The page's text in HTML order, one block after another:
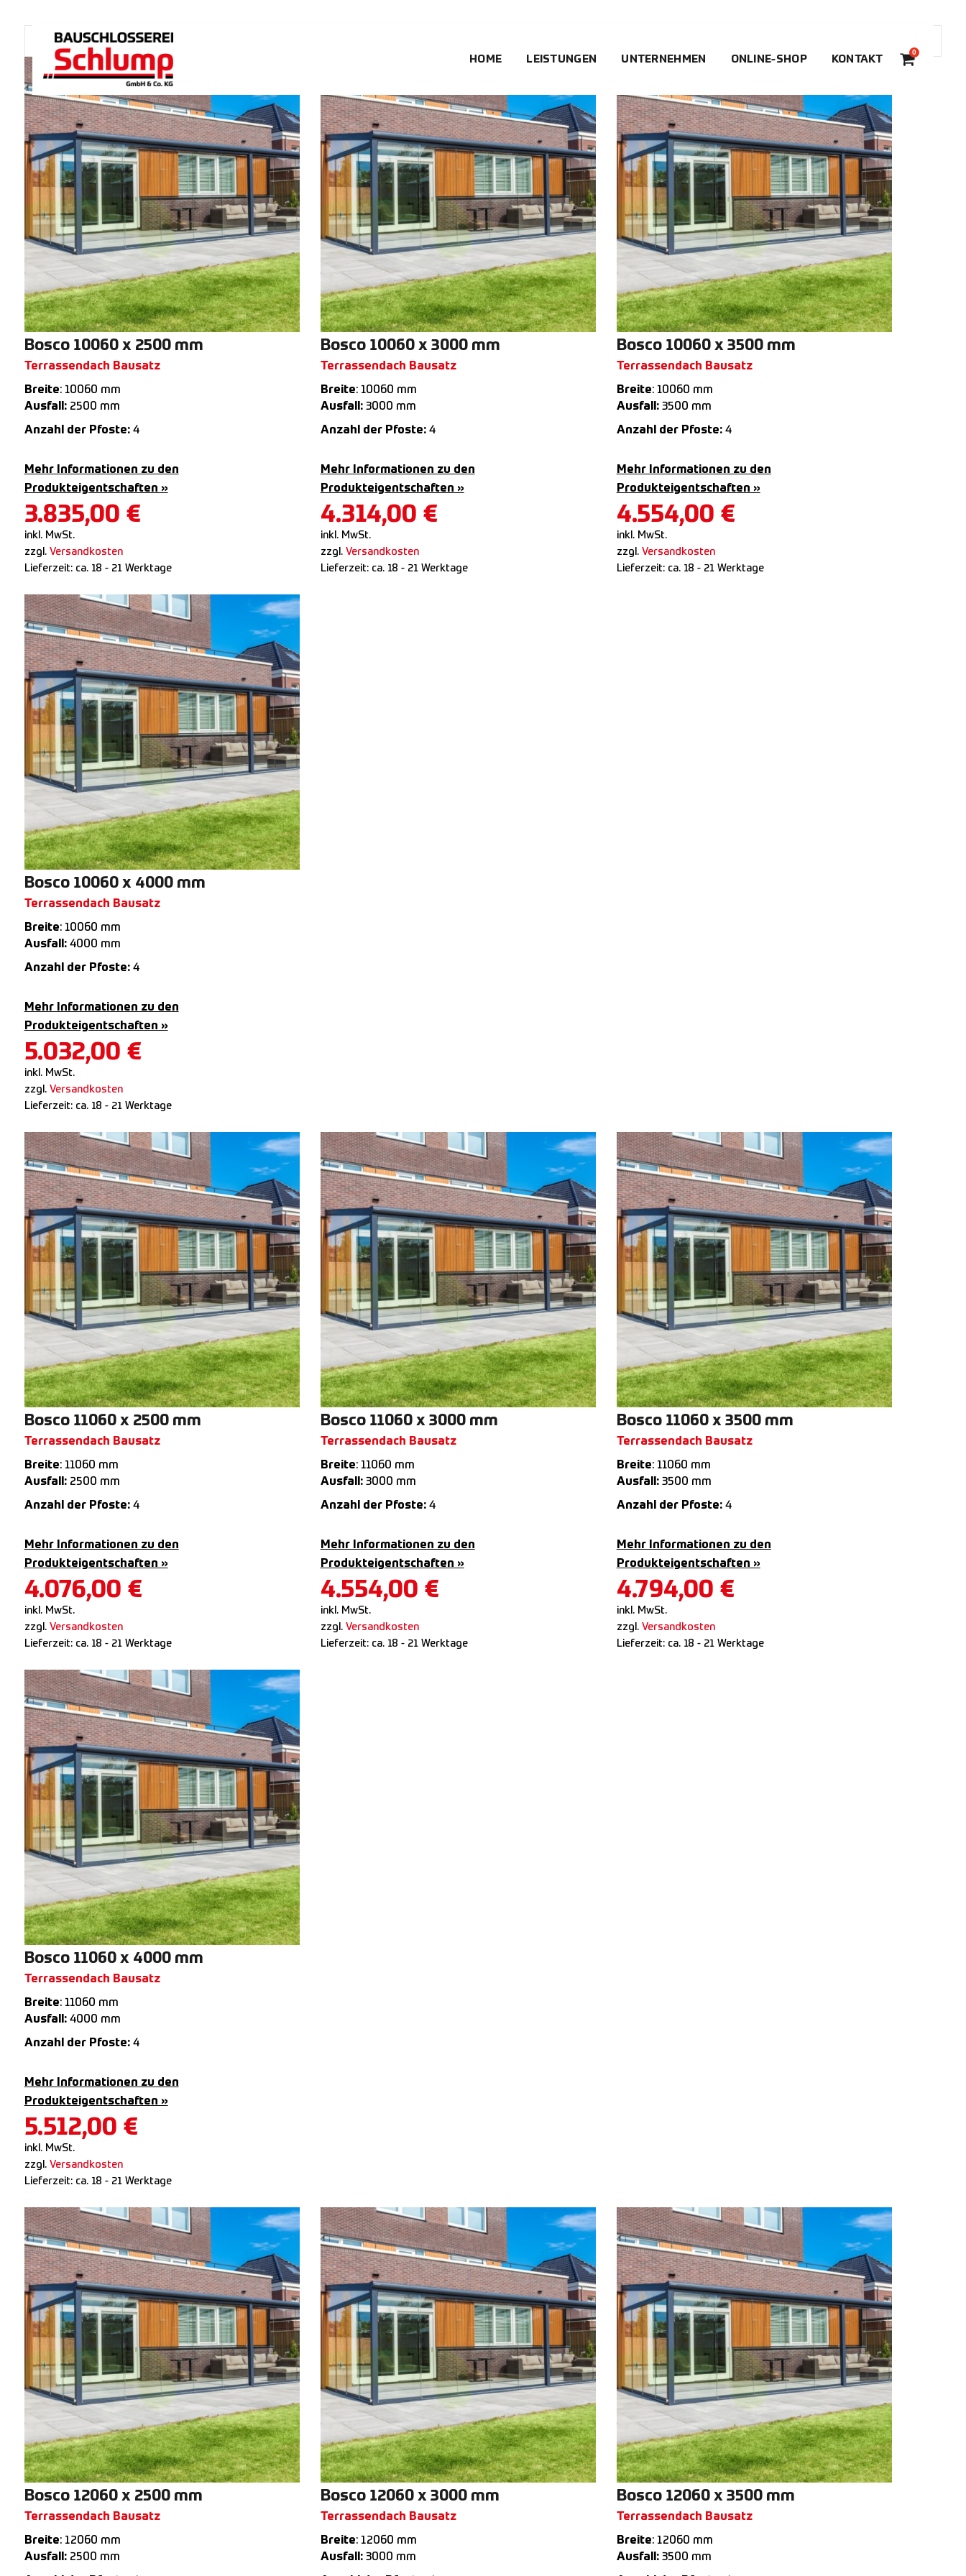
0
HOME LEISTUNGEN UNTERNEHMEN ONLINE-SHOP KONTAKT
Standardsortierung
Bosco 10060 x 2500 mm
Terrassendach Bausatz
Breite: 10060 mm
Ausfall:2500 mm
Anzahl der Pfoste:4
Mehr Informationen zu den
Produkteigentschaften »
3.835,00 €
inkl. MwSt.
zzgl. Versandkosten
Lieferzeit: ca. 18 - 21 Werktage
Bosco 10060 x 3000 mm
Terrassendach Bausatz
Breite: 10060 mm
Ausfall:3000 mm
Anzahl der Pfoste:4
Mehr Informationen zu den
Produkteigentschaften »
4.314,00 €
inkl. MwSt.
zzgl. Versandkosten
Lieferzeit: ca. 18 - 21 Werktage
Bosco 10060 x 3500 mm
Terrassendach Bausatz
Breite: 10060 mm
Ausfall:3500 mm
Anzahl der Pfoste:4
Mehr Informationen zu den
Produkteigentschaften »
4.554,00 €
inkl. MwSt.
zzgl. Versandkosten
Lieferzeit: ca. 18 - 21 Werktage
Bosco 10060 x 4000 mm
Terrassendach Bausatz
Breite: 10060 mm
Ausfall:4000 mm
Anzahl der Pfoste:4
Mehr Informationen zu den
Produkteigentschaften »
5.032,00 €
inkl. MwSt.
zzgl. Versandkosten
Lieferzeit: ca. 18 - 21 Werktage
Bosco 11060 x 2500 mm
Terrassendach Bausatz
Breite: 11060 mm
Ausfall:2500 mm
Anzahl der Pfoste:4
Mehr Informationen zu den
Produkteigentschaften »
4.076,00 €
inkl. MwSt.
zzgl. Versandkosten
Lieferzeit: ca. 18 - 21 Werktage
Bosco 11060 x 3000 mm
Terrassendach Bausatz
Breite: 11060 mm
Ausfall:3000 mm
Anzahl der Pfoste:4
Mehr Informationen zu den
Produkteigentschaften »
4.554,00 €
inkl. MwSt.
zzgl. Versandkosten
Lieferzeit: ca. 18 - 21 Werktage
Bosco 11060 x 3500 mm
Terrassendach Bausatz
Breite: 11060 mm
Ausfall:3500 mm
Anzahl der Pfoste:4
Mehr Informationen zu den
Produkteigentschaften »
4.794,00 €
inkl. MwSt.
zzgl. Versandkosten
Lieferzeit: ca. 18 - 21 Werktage
Bosco 11060 x 4000 mm
Terrassendach Bausatz
Breite: 11060 mm
Ausfall:4000 mm
Anzahl der Pfoste:4
Mehr Informationen zu den
Produkteigentschaften »
5.512,00 €
inkl. MwSt.
zzgl. Versandkosten
Lieferzeit: ca. 18 - 21 Werktage
Bosco 12060 x 2500 mm
Terrassendach Bausatz
Breite: 12060 mm
Ausfall:2500 mm
Bosco 12060 x 3000 mm
Terrassendach Bausatz
Breite: 12060 mm
Ausfall:3000 mm
Bosco 12060 x 3500 mm
Terrassendach Bausatz
Breite: 12060 mm
Ausfall:3500 mm